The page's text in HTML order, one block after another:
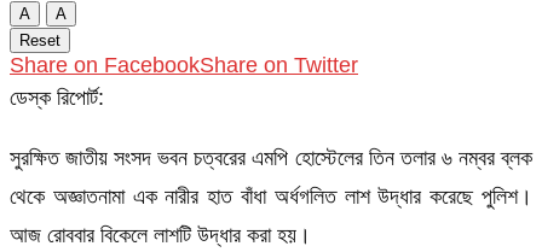
A
A
Reset
Share on FacebookShare on Twitter
ডেস্ক রিপোর্ট:
সুরক্ষিত জাতীয় সংসদ ভবন চত্বরের এমপি হোস্টেলের তিন তলার ৬ নম্বর ব্লক
থেকে অজ্ঞাতনামা এক নারীর হাত বাঁধা অর্ধগলিত লাশ উদ্ধার করেছে পুলিশ।
আজ রোববার বিকেলে লাশটি উদ্ধার করা হয়।